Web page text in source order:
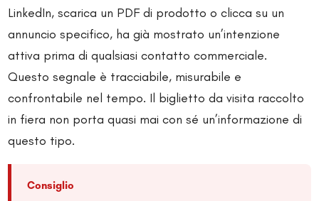
LinkedIn, scarica un PDF di prodotto o clicca su un
annuncio specifico, ha già mostrato un’intenzione
attiva prima di qualsiasi contatto commerciale.
Questo segnale è tracciabile, misurabile e
confrontabile nel tempo. Il biglietto da visita raccolto
in fiera non porta quasi mai con sé un’informazione di
questo tipo.
Consiglio